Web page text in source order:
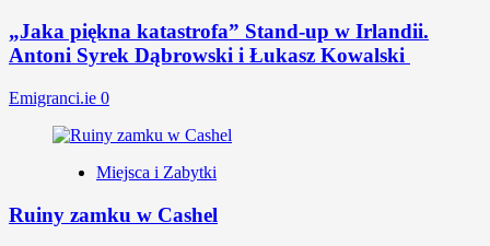
„Jaka piękna katastrofa” Stand-up w Irlandii.
Antoni Syrek Dąbrowski i Łukasz Kowalski
Emigranci.ie 0
Miejsca i Zabytki
Ruiny zamku w Cashel